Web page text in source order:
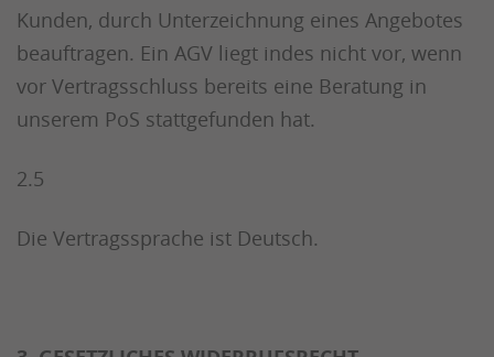
Kunden, durch Unterzeichnung eines Angebotes
beauftragen. Ein AGV liegt indes nicht vor, wenn
vor Vertragsschluss bereits eine Beratung in
unserem PoS stattgefunden hat.
2.5
Die Vertragssprache ist Deutsch.